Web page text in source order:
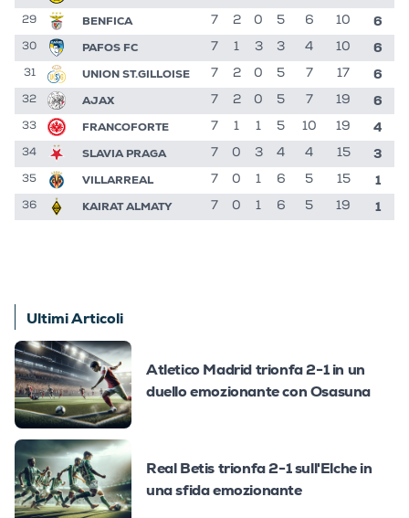
29 BENFICA 7 2 0 5 6 10 6
30 PAFOS FC 7 1 3 3 4 10 6
31 UNION ST.GILLOISE 7 2 0 5 7 17 6
32 AJAX 7 2 0 5 7 19 6
33 FRANCOFORTE 7 1 1 5 10 19 4
34 SLAVIA PRAGA 7 0 3 4 4 15 3
35 VILLARREAL 7 0 1 6 5 15 1
36 KAIRAT ALMATY 7 0 1 6 5 19 1
Ultimi Articoli
Atletico Madrid trionfa 2-1 in un
duello emozionante con Osasuna
Real Betis trionfa 2-1 sull'Elche in
una sfida emozionante